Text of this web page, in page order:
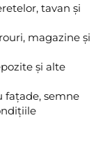
tavan și
magazine și
și alte
fațade, semne